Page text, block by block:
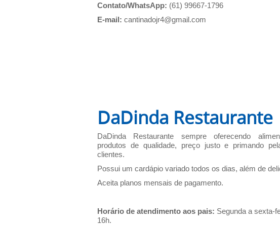
Contato/WhatsApp: (61) 99667-1796
E-mail: cantinadojr4@gmail.com
DaDinda Restaurante
DaDinda Restaurante sempre oferecendo
produtos de qualidade, preço justo e primando
clientes.
Possui um cardápio variado todos os dias, além de
Aceita planos mensais de pagamento.
Horário de atendimento aos pais: Segunda a sexta-
16h.